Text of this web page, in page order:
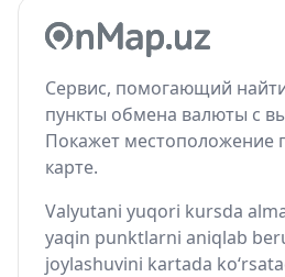
Сервис, помогающий
пункты обмена валюты с
Покажет местоположение
карте.
Valyutani yuqori kursda
yaqin punktlarni aniqlab
joylashuvini kartada